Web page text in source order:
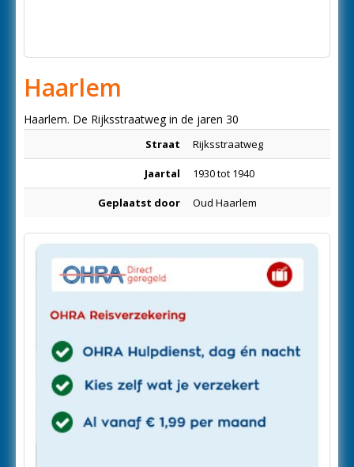
Haarlem
Haarlem. De Rijksstraatweg in de jaren 30
Straat Rijksstraatweg
Jaartal 1930 tot 1940
Geplaatst door Oud Haarlem